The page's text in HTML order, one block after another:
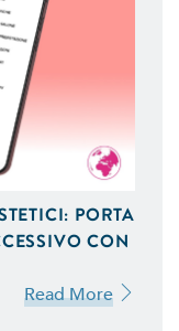
PORTA
CON
Read More